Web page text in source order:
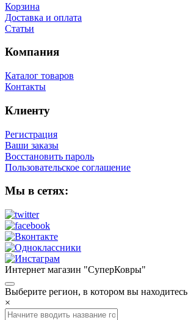
Корзина
Доставка и оплата
Статьи
Компания
Каталог товаров
Контакты
Клиенту
Регистрация
Ваши заказы
Восстановить пароль
Пользовательское соглашение
Мы в сетях:
Интернет магазин "СуперКовры"
Выберите регион, в котором вы находитесь
×